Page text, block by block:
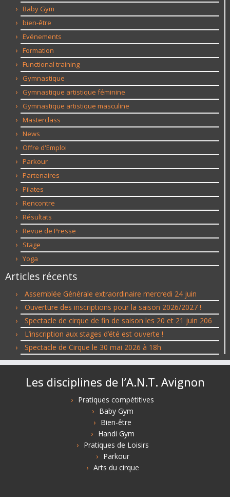
Baby Gym
bien-être
Evénements
Formation
Functional training
Gymnastique
Gymnastique artistique féminine
Gymnastique artistique masculine
Masterclass
News
Offre d'Emploi
Parkour
Partenaires
Pilates
Rencontre
Résultats
Revue de Presse
Stage
Yoga
Articles récents
Assemblée Générale extraordinaire mercredi 24 juin
Ouverture des inscriptions pour la saison 2026/2027 !
Spectacle de cirque de fin de saison les 20 et 21 juin 206
L’inscription aux stages d’été est ouverte !
Spectacle de Cirque le 30 mai 2026 à 18h
Les disciplines de l’A.N.T. Avignon
Pratiques compétitives
Baby Gym
Bien-être
Handi Gym
Pratiques de Loisirs
Parkour
Arts du cirque